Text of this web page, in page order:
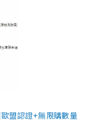
盟認證+無限購數量